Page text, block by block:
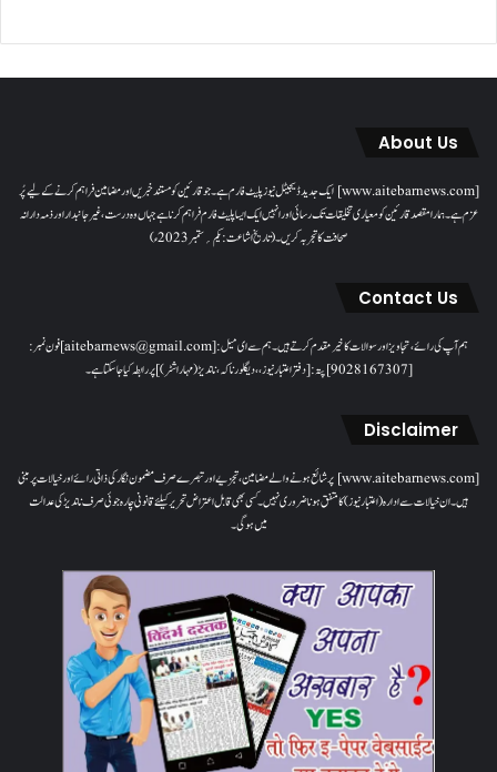
About Us
[www.aitebarnews.com] ایک جدید ڈیجیٹل نیوز پلیٹ فارم ہے۔ جو قارئین کو مستند خبریں اور مضامین فراہم کرنے کے لیے پُر
عزم ہے۔ ہمارا مقصدقارئین کو معیاری تخلیقات تک رسائی اور انہیں ایک ایسا پلیٹ فارم فراہم کرنا ہے جہاں وہ درست، غیر جانبدار اور ذمہ دارانہ
صحافت کا تجربہ کریں۔( تاریخ اشاعت : یکم؍ ستمبر 2023ء)
Contact Us
ہم آپ کی رائے، تجاویز اور سوالات کا خیرمقدم کرتے ہیں۔ ہم سےای میل: [aitebarnews@gmail.com]فون نمبر:
[9028167307]پتہ: [دفتر اعتبار نیوز، ، دیگلور ناکہ، ناندیڑ(مہاراشٹر) ] پر رابطہ کیا جاسکتا ہے۔
Disclaimer
[www.aitebarnews.com] پر شائع ہونے والے مضامین، تجزیے اور تبصرے صرف مضمون نگار کی ذاتی رائے اور خیالات پر مبنی
ہیں۔ ان خیالات سے ادارہ (اعتبار نیوز) کا متفق ہونا ضروری نہیں۔ کسی بھی قابل اعتراض تحریر کیلئے قانونی چارہ جوئی صرف ناندیڑ کی عدالت
میں ہوگی۔